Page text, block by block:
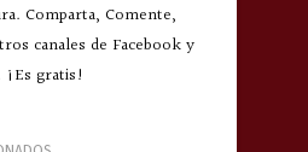
Comparta, Comente,
canales de Facebook y
¡Es gratis!